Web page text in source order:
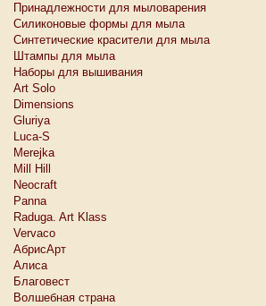
Принадлежности для мыловарения
Силиконовые формы для мыла
Синтетические красители для мыла
Штампы для мыла
Наборы для вышивания
Art Solo
Dimensions
Gluriya
Luca-S
Merejka
Mill Hill
Neocraft
Panna
Raduga. Art Klass
Vervaco
АбрисАрт
Алиса
Благовест
Волшебная страна